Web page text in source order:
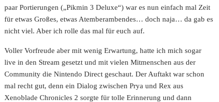
paar Portierungen („Pikmin 3 Deluxe“) war es nun einfach mal Zeit
für etwas Großes, etwas Atemberambendes… doch naja… da gab es
nicht viel. Aber ich rolle das mal für euch auf.
Voller Vorfreude aber mit wenig Erwartung, hatte ich mich sogar
live in den Stream gesetzt und mit vielen Mitmenschen aus der
Community die Nintendo Direct geschaut. Der Auftakt war schon
mal recht gut, denn ein Dialog zwischen Prya und Rex aus
Xenoblade Chronicles 2 sorgte für tolle Erinnerung und dann